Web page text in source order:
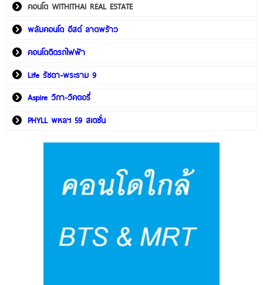
คอนโด WITHITHAI REAL ESTATE
พลัมคอนโด อีสต์ ลาดพร้าว
คอนโดติดรถไฟฟ้า
Life รัชดา-พระราม 9
Aspire วิภา-วิคตอรี่
PHYLL พหลฯ 59 สเตชั่น